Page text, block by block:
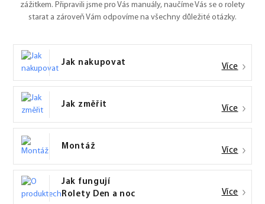
zážitkem. Připravili jsme pro Vás manuály, naučíme Vás se o rolety
starat a zároveň Vám odpovíme na všechny důležité otázky.
Jak nakupovat Více
Jak změřit Více
Montáž Více
Jak fungují
Rolety Den a noc
Více